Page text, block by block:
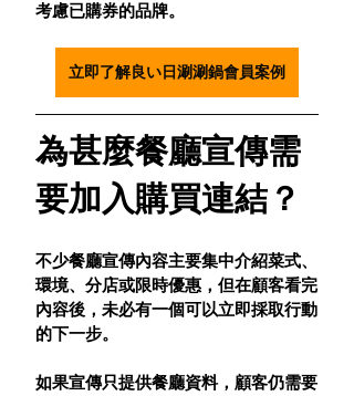
考慮已購券的品牌。
立即了解良い日涮涮鍋會員案例
為甚麼餐廳宣傳需
要加入購買連結？
不少餐廳宣傳內容主要集中介紹菜式、
環境、分店或限時優惠，但在顧客看完
內容後，未必有一個可以立即採取行動
的下一步。
如果宣傳只提供餐廳資料，顧客仍需要